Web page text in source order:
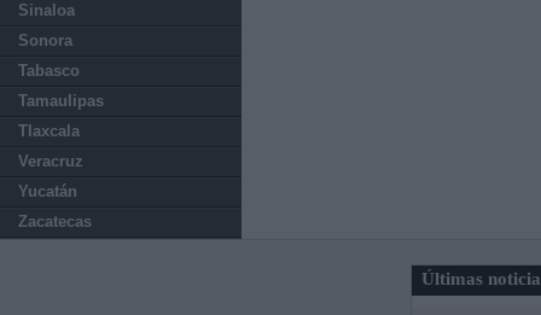
Sinaloa
Sonora
Tabasco
Tamaulipas
Tlaxcala
Veracruz
Yucatán
Zacatecas
Últimas